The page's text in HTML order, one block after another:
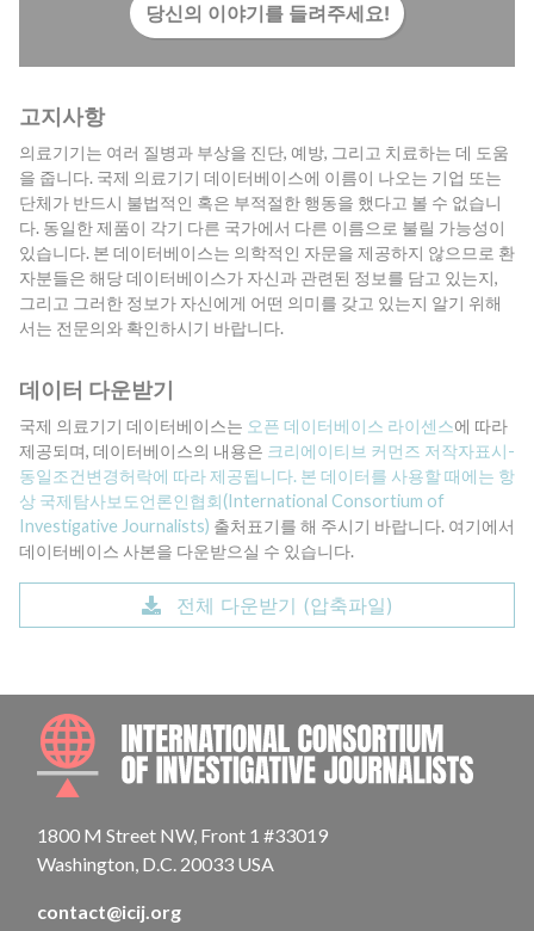
당신의 이야기를 들려주세요!
고지사항
의료기기는 여러 질병과 부상을 진단, 예방, 그리고 치료하는 데 도움
을 줍니다. 국제 의료기기 데이터베이스에 이름이 나오는 기업 또는
단체가 반드시 불법적인 혹은 부적절한 행동을 했다고 볼 수 없습니
다. 동일한 제품이 각기 다른 국가에서 다른 이름으로 불릴 가능성이
있습니다. 본 데이터베이스는 의학적인 자문을 제공하지 않으므로 환
자분들은 해당 데이터베이스가 자신과 관련된 정보를 담고 있는지,
그리고 그러한 정보가 자신에게 어떤 의미를 갖고 있는지 알기 위해
서는 전문의와 확인하시기 바랍니다.
데이터 다운받기
국제 의료기기 데이터베이스는 오픈 데이터베이스 라이센스에 따라
제공되며, 데이터베이스의 내용은 크리에이티브 커먼즈 저작자표시-
동일조건변경허락에 따라 제공됩니다. 본 데이터를 사용할 때에는 항
상 국제탐사보도언론인협회(International Consortium of
Investigative Journalists) 출처표기를 해 주시기 바랍니다. 여기에서
데이터베이스 사본을 다운받으실 수 있습니다.
전체 다운받기 (압축파일)
1800 M Street NW, Front 1 #33019
Washington, D.C. 20033 USA
contact@icij.org